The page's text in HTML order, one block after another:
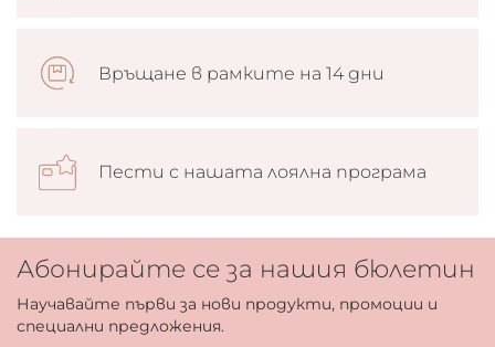
Връщане в рамките на 14 дни
Пести с нашата лоялна програма
Абонирайте се за нашия бюлетин
Научавайте първи за нови продукти, промоции и
специални предложения.